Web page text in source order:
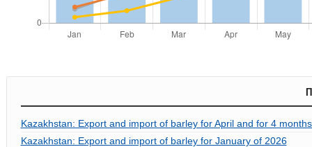
Kazakhstan: Export and import of barley for April and for 4
Kazakhstan: Export and import of barley for January of 2026